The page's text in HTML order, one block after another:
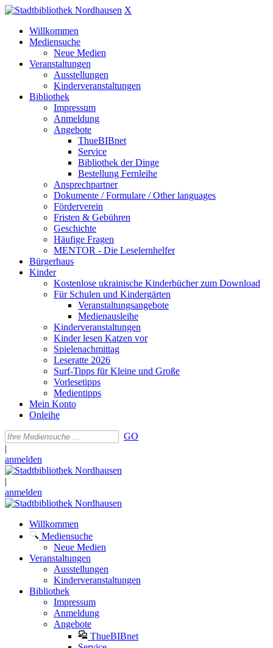
X
Willkommen
Mediensuche
Neue Medien
Veranstaltungen
Ausstellungen
Kinderveranstaltungen
Bibliothek
Impressum
Anmeldung
Angebote
ThueBIBnet
Service
Bibliothek der Dinge
Bestellung Fernleihe
Ansprechpartner
Dokumente / Formulare / Other languages
Förderverein
Fristen & Gebühren
Geschichte
Häufige Fragen
MENTOR - Die Leselernhelfer
Bürgerhaus
Kinder
Kostenlose ukrainische Kinderbücher zum Download
Für Schulen und Kindergärten
Veranstaltungsangebote
Medienausleihe
Kinderveranstaltungen
Kinder lesen Katzen vor
Spielenachmittag
Leseratte 2026
Surf-Tipps für Kleine und Große
Vorlesetipps
Medientipps
Mein Konto
Onleihe
GO
|
anmelden
|
anmelden
Willkommen
Mediensuche
Neue Medien
Veranstaltungen
Ausstellungen
Kinderveranstaltungen
Bibliothek
Impressum
Anmeldung
Angebote
ThueBIBnet